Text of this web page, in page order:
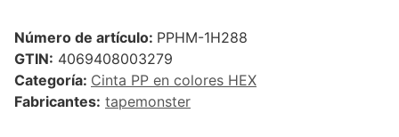
Número de artículo: PPHM-1H288
GTIN: 4069408003279
Categoría: Cinta PP en colores HEX
Fabricantes: tapemonster